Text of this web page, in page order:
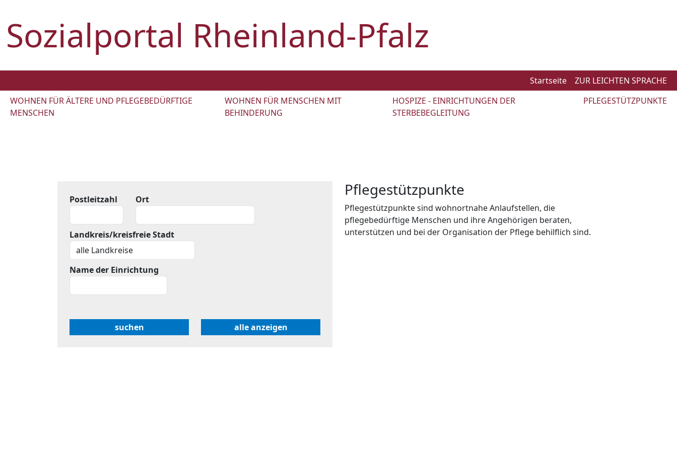
Sozialportal Rheinland-Pfalz
Startseite
ZUR LEICHTEN SPRACHE
WOHNEN FÜR ÄLTERE UND PFLEGEBEDÜRFTIGE
MENSCHEN
WOHNEN FÜR MENSCHEN MIT
BEHINDERUNG
HOSPIZE - EINRICHTUNGEN DER
STERBEBEGLEITUNG
PFLEGESTÜTZPUNKTE
Postleitzahl Ort
Landkreis/kreisfreie Stadt
Name der Einrichtung
suchen alle anzeigen
Pflegestützpunkte
Pflegestützpunkte sind wohnortnahe Anlaufstellen, die
pflegebedürftige Menschen und ihre Angehörigen beraten,
unterstützen und bei der Organisation der Pflege behilflich sind.